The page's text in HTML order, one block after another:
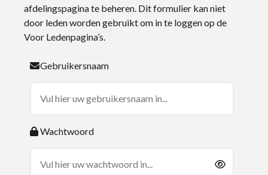
afdelingspagina te beheren. Dit formulier kan niet
door leden worden gebruikt om in te loggen op de
Voor Ledenpagina’s.
Gebruikersnaam
Wachtwoord